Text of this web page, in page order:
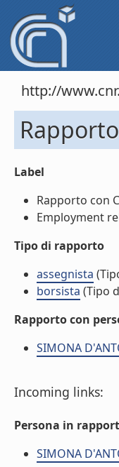
http://
Label
Rapporto con
Employment
Tipo di rapporto
assegnista
borsista (Tipo
Rapporto con
SIMONA
Incoming links:
Persona in
SIMONA